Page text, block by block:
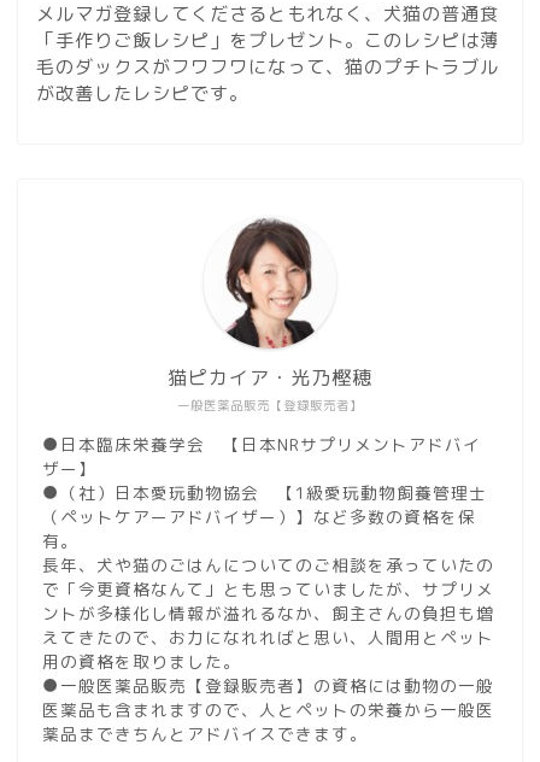
メルマガ登録してくださるともれなく、犬猫の普通食
「手作りご飯レシピ」をプレゼント。このレシピは薄
毛のダックスがフワフワになって、猫のプチトラブル
が改善したレシピです。
一般医薬品販売【登録販売者】
猫ピカイア・光乃樫穂
●日本臨床栄養学会 【日本NRサプリメントアドバイ
ザー】
●（社）日本愛玩動物協会 【1級愛玩動物飼養管理士
（ペットケアーアドバイザー）】など多数の資格を保
有。
長年、犬や猫のごはんについてのご相談を承っていたの
で「今更資格なんて」とも思っていましたが、サプリメ
ントが多様化し情報が溢れるなか、飼主さんの負担も増
えてきたので、お力になれればと思い、人間用とペット
用の資格を取りました。
●一般医薬品販売【登録販売者】の資格には動物の一般
医薬品も含まれますので、人とペットの栄養から一般医
薬品まできちんとアドバイスできます。